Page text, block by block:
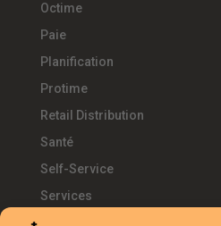
Octime
Paie
Planification
Protime
Retail Distribution
Santé
Self-Service
Services